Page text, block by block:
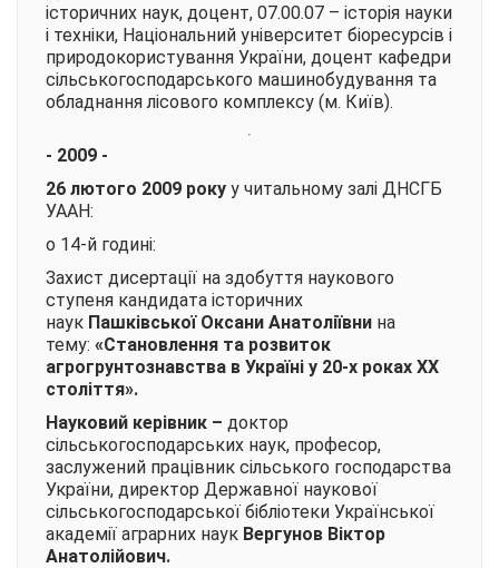
історичних наук, доцент, 07.00.07 – історія науки
і техніки, Національний університет біоресурсів і
природокористування України, доцент кафедри
сільськогосподарського машинобудування та
обладнання лісового комплексу (м. Київ).
- 2009 -
26 лютого 2009 року у читальному залі ДНСГБ
УААН:
о 14-й годині:
Захист дисертації на здобуття наукового
ступеня кандидата історичних
наук Пашківської Оксани Анатоліївни на
тему: «Становлення та розвиток
агрогрунтознавства в Україні у 20-х роках ХХ
століття».
Науковий керівник – доктор
сільськогосподарських наук, професор,
заслужений працівник сільського господарства
України, директор Державної наукової
сільськогосподарської бібліотеки Української
академії аграрних наук Вергунов Віктор
Анатолійович.